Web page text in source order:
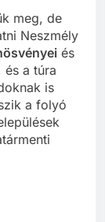
meg, de
Neszmély
és
és a túra
is
a folyó